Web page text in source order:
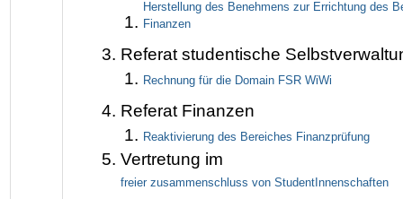
Herstellung des Benehmens zur Errichtung des
Finanzen
Referat studentische
Rechnung für die Domain FSR WiWi
Referat Finanzen
Reaktivierung des Bereiches Finanzprüfung
Vertretung im
freier zusammenschluss von StudentInnenschaften